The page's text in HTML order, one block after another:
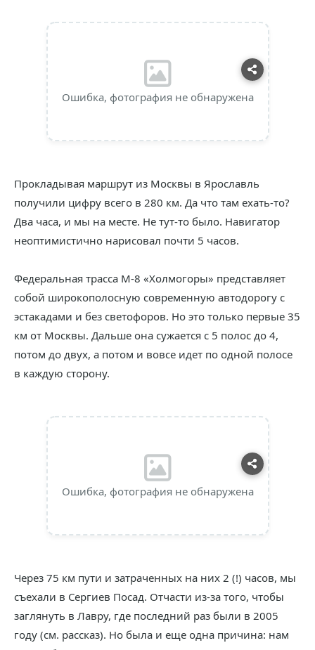
Ошибка, фотография не обнаружена
Прокладывая маршрут из Москвы в Ярославль
получили цифру всего в 280 км. Да что там ехать-то?
Два часа, и мы на месте. Не тут-то было. Навигатор
неоптимистично нарисовал почти 5 часов.
Федеральная трасса М-8 «Холмогоры» представляет
собой широкополосную современную автодорогу с
эстакадами и без светофоров. Но это только первые 35
км от Москвы. Дальше она сужается с 5 полос до 4,
потом до двух, а потом и вовсе идет по одной полосе
в каждую сторону.
Ошибка, фотография не обнаружена
Через 75 км пути и затраченных на них 2 (!) часов, мы
съехали в Сергиев Посад. Отчасти из-за того, чтобы
заглянуть в Лавру, где последний раз были в 2005
году (см. рассказ). Но была и еще одна причина: нам